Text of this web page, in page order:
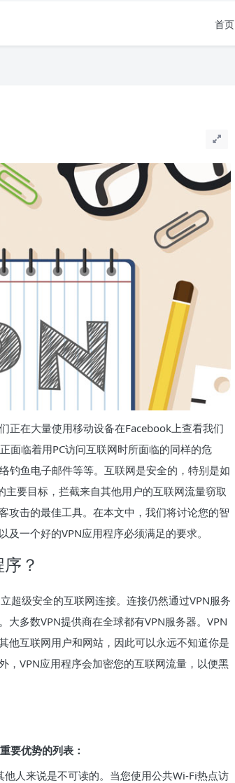
首页
正在大量使用移动设备在Facebook上查看我们
面临着用PC访问互联网时所面临的同样的危
钓鱼电子邮件等等。互联网是安全的，特别是如
要目标，拦截来自其他用户的互联网流量窃取
攻击的最佳工具。在本文中，我们将讨论您的智
一个好的VPN应用程序必须满足的要求。
？
超级安全的互联网连接。连接仍然通过VPN服务
多数VPN提供商在全球都有VPN服务器。VPN
他互联网用户和网站，因此可以永远不知道你是
，VPN应用程序会加密您的互联网流量，以便黑
要优势的列表：
人来说是不可读的。当您使用公共Wi-Fi热点访